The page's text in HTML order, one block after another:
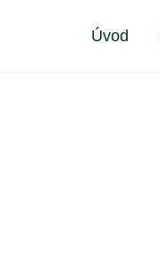
Úvod